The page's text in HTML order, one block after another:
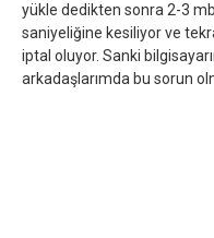
yükle dedikten sonra 2-3
saniyeliğine kesiliyor ve
iptal oluyor. Sanki
arkadaşlarımda bu sorun